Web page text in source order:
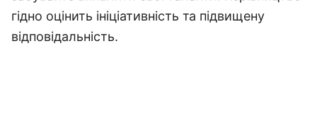
гідно оцінить ініціативність та підвищену
відповідальність.